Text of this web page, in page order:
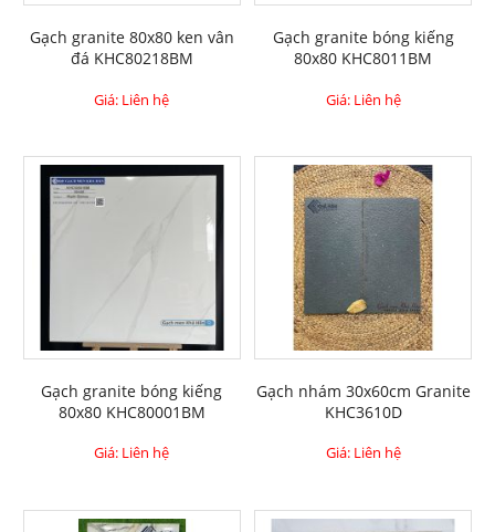
Gạch granite 80x80 ken vân
đá KHC80218BM
Giá: Liên hệ
Gạch granite bóng kiếng
80x80 KHC8011BM
Giá: Liên hệ
Gạch granite bóng kiếng
80x80 KHC80001BM
Giá: Liên hệ
Gạch nhám 30x60cm Granite
KHC3610D
Giá: Liên hệ